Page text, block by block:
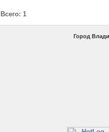
Всего: 1
Город